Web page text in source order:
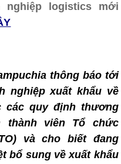
nghiệp logistics mới
thông báo tới
nghiệp xuất khẩu về
các quy định thương
viên Tổ chức
và cho biết đang
bổ sung về xuất khẩu